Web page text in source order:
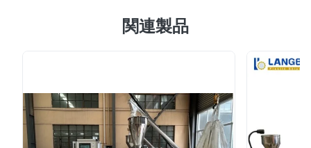
イプエクストルーダー機器/双螺旋エクストルーションマ
レルスクリュー,ギアトランスミッションシステムで構成
却,電気制御部品など 主にPVCパイプ,プレート,シート,映
画,プロファイル,粒,など 特徴 仕様: 1. モデルSJZシリーズ
の円形双螺旋挤出機は,PVC化合物の挤出のための特殊機
Based on 50 reviews recently
100%
0
関連製品